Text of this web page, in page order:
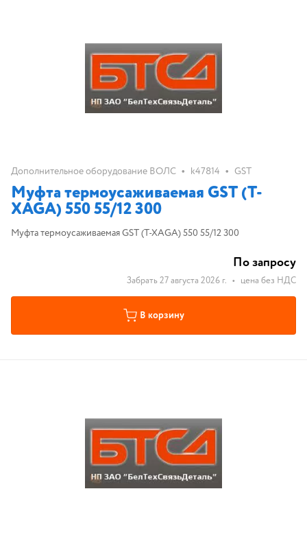
Дополнительное оборудование ВОЛС • k47814 • GST
Муфта термоусаживаемая GST (T-
XAGA) 550 55/12 300
Муфта термоусаживаемая GST (T-XAGA) 550 55/12 300
По запросу
Забрать 27 августа 2026 г. • цена без НДС
В корзину